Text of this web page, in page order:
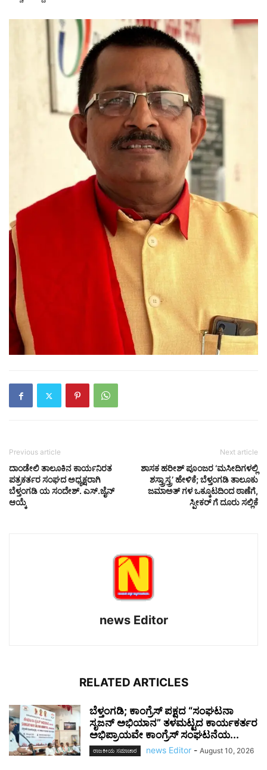
Previous article
ದಾಂಡೇಲಿ ತಾಲೂಕಿನ ಕಾರ್ಯನಿರತ
ಪತ್ರಕರ್ತರ ಸಂಘದ ಅಧ್ಯಕ್ಷರಾಗಿ
ಬೆಳ್ತಂಗಡಿ ಯ ಸಂದೇಶ್. ಎಸ್.ಜೈನ್
ಆಯ್ಕೆ
Next article
ಶಾಸಕ ಹರೀಶ್ ಪೂಂಜರ ‘ಮಸೀದಿ‌ಗಳಲ್ಲಿ
ಶಸ್ತ್ರಾಸ್ತ್ರ’ ಹೇಳಿಕೆ; ಬೆಳ್ತಂಗಡಿ ತಾಲೂಕು
ಜಮಾಅತ್ ಗಳ ಒಕ್ಕೂಟದಿಂದ ಠಾಣೆಗೆ,
ಸ್ಪೀಕರ್ ಗೆ ದೂರು ಸಲ್ಲಿಕೆ
news Editor
RELATED ARTICLES
ಬೆಳ್ತಂಗಡಿ; ಕಾಂಗ್ರೆಸ್ ಪಕ್ಷದ “ಸಂಘಟನಾ
ಸೃಜನ್ ಅಭಿಯಾನ” ತಳಮಟ್ಟದ ಕಾರ್ಯಕರ್ತರ
ಅಭಿಪ್ರಾಯವೇ ಕಾಂಗ್ರೆಸ್ ಸಂಘಟನೆಯ...
ರಾಜಕೀಯ ಸಮಾಚಾರ news Editor - August 10, 2026